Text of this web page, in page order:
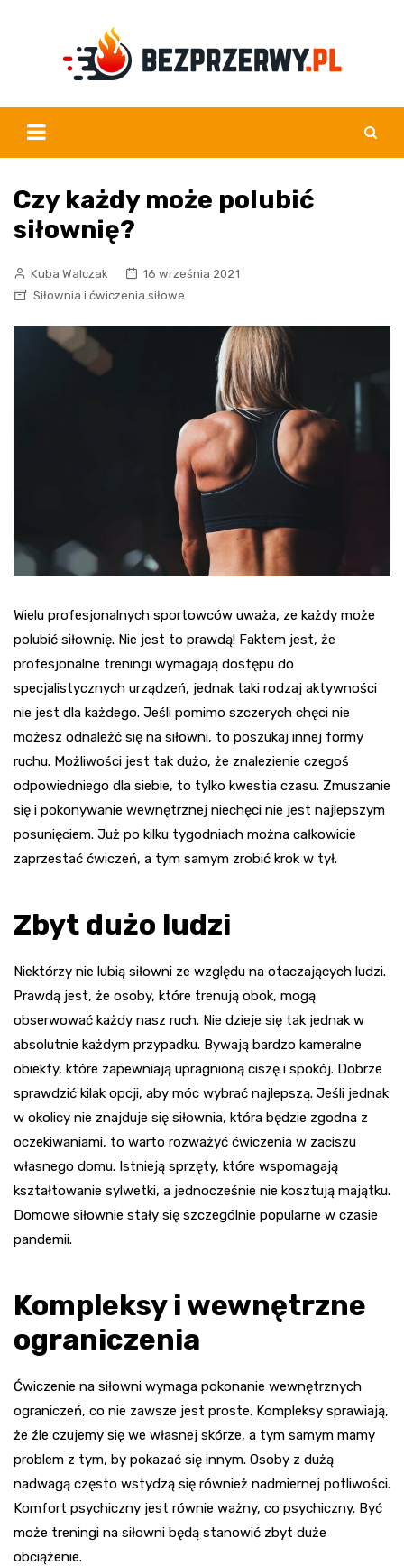
Czy każdy może polubić
siłownię?
Kuba Walczak
16 września 2021
Siłownia i ćwiczenia siłowe
Wielu profesjonalnych sportowców uważa, ze każdy może
polubić siłownię. Nie jest to prawdą! Faktem jest, że
profesjonalne treningi wymagają dostępu do
specjalistycznych urządzeń, jednak taki rodzaj aktywności
nie jest dla każdego. Jeśli pomimo szczerych chęci nie
możesz odnaleźć się na siłowni, to poszukaj innej formy
ruchu. Możliwości jest tak dużo, że znalezienie czegoś
odpowiedniego dla siebie, to tylko kwestia czasu. Zmuszanie
się i pokonywanie wewnętrznej niechęci nie jest najlepszym
posunięciem. Już po kilku tygodniach można całkowicie
zaprzestać ćwiczeń, a tym samym zrobić krok w tył.
Zbyt dużo ludzi
Niektórzy nie lubią siłowni ze względu na otaczających ludzi.
Prawdą jest, że osoby, które trenują obok, mogą
obserwować każdy nasz ruch. Nie dzieje się tak jednak w
absolutnie każdym przypadku. Bywają bardzo kameralne
obiekty, które zapewniają upragnioną ciszę i spokój. Dobrze
sprawdzić kilak opcji, aby móc wybrać najlepszą. Jeśli jednak
w okolicy nie znajduje się siłownia, która będzie zgodna z
oczekiwaniami, to warto rozważyć ćwiczenia w zaciszu
własnego domu. Istnieją sprzęty, które wspomagają
kształtowanie sylwetki, a jednocześnie nie kosztują majątku.
Domowe siłownie stały się szczególnie popularne w czasie
pandemii.
Kompleksy i wewnętrzne
ograniczenia
Ćwiczenie na siłowni wymaga pokonanie wewnętrznych
ograniczeń, co nie zawsze jest proste. Kompleksy sprawiają,
że źle czujemy się we własnej skórze, a tym samym mamy
problem z tym, by pokazać się innym. Osoby z dużą
nadwagą często wstydzą się również nadmiernej potliwości.
Komfort psychiczny jest równie ważny, co psychiczny. Być
może treningi na siłowni będą stanowić zbyt duże
obciążenie.